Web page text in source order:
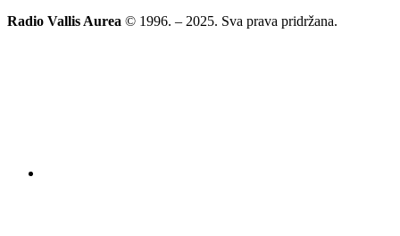
Radio Vallis Aurea © 1996. – 2025. Sva prava pridržana.